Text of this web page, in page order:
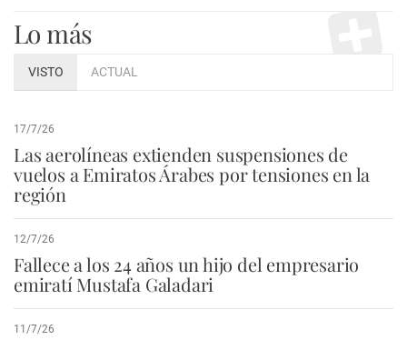
Lo más
VISTO ACTUAL
17/7/26
Las aerolíneas extienden suspensiones de
vuelos a Emiratos Árabes por tensiones en la
región
12/7/26
Fallece a los 24 años un hijo del empresario
emiratí Mustafa Galadari
11/7/26